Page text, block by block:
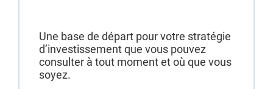
Une base de départ pour votre stratégie
d’investissement que vous pouvez
consulter à tout moment et où que vous
soyez.